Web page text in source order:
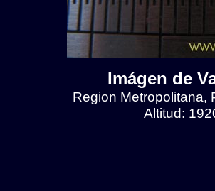
Imágen de
Region Metropolitana,
Altitud: